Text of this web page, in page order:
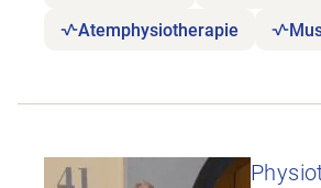
Atemphysiotherapie